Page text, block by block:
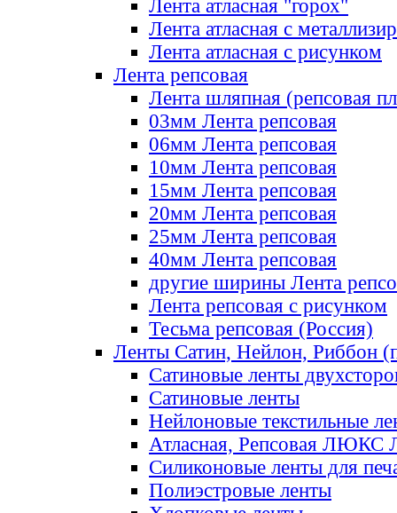
Лента атласная "горох"
Лента атласная с
Лента атласная с рисунком
Лента репсовая
Лента шляпная (репсовая
03мм Лента репсовая
06мм Лента репсовая
10мм Лента репсовая
15мм Лента репсовая
20мм Лента репсовая
25мм Лента репсовая
40мм Лента репсовая
другие ширины Лента
Лента репсовая с рисунком
Тесьма репсовая (Россия)
Ленты Сатин, Нейлон, Риббон
Сатиновые ленты
Сатиновые ленты
Нейлоновые текстильные
Атласная, Репсовая ЛЮКС
Силиконовые ленты для
Полиэстровые ленты